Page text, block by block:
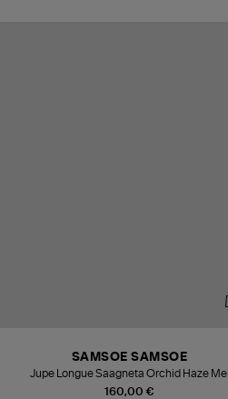
160,00 €
SAMSOE SAMSOE
Jupe Longue Saagneta Orchid Haze Mel